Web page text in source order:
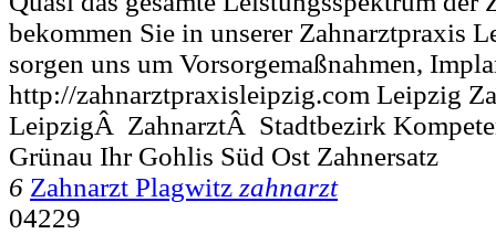
bekommen Sie in unserer Zahnarztpraxis
sorgen uns um Vorsorgemaßnahmen,
http://zahnarztpraxisleipzig.com Leipzig
LeipzigÂ ZahnarztÂ Stadtbezirk
Grünau Ihr Gohlis Süd Ost Zahnersatz
6 Zahnarzt Plagwitz zahnarzt
04229